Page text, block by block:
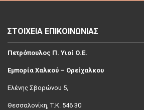
ΣΤΟΙΧΕΙΑ ΕΠΙΚΟΙΝΩΝΙΑΣ
Πετρόπουλος Π. Υιοί Ο.Ε.
Εμπορία Χαλκού – Ορείχαλκου
Ελένης Σβoρώνου 5,
Θεσσαλονίκη, Τ.Κ. 546 30